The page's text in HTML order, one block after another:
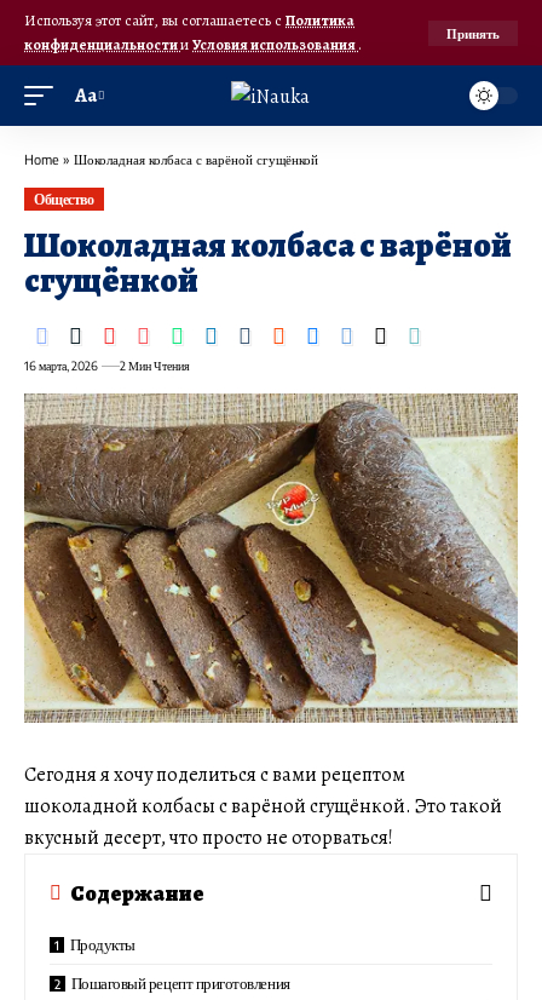
Используя этот сайт, вы соглашаетесь с Политика
конфиденциальностииУсловия использования.
Принять
Аа
Home » Шоколадная колбаса с варёной сгущёнкой
Общество
Шоколадная колбаса с варёной
сгущёнкой
16 марта, 2026 2 Мин Чтения
Сегодня я хочу поделиться с вами рецептом
шоколадной колбасы с варёной сгущёнкой. Это такой
вкусный десерт, что просто не оторваться!
Содержание
Продукты
Пошаговый рецепт приготовления